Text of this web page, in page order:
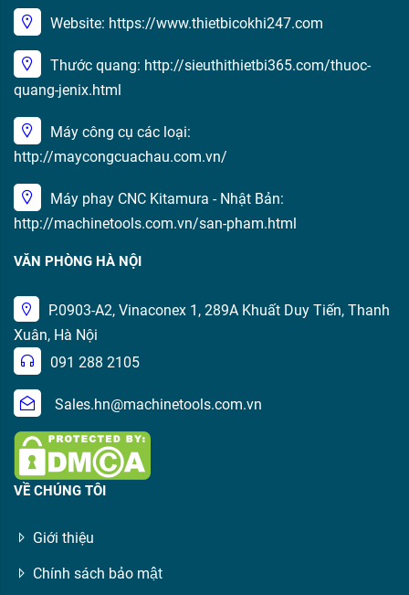
Website: https://www.thietbicokhi247.com
Thước quang: http://sieuthithietbi365.com/thuoc-
quang-jenix.html
Máy công cụ các loại:
http://maycongcuachau.com.vn/
Máy phay CNC Kitamura - Nhật Bản:
http://machinetools.com.vn/san-pham.html
VĂN PHÒNG HÀ NỘI
P.0903-A2, Vinaconex 1, 289A Khuất Duy Tiến, Thanh
Xuân, Hà Nội
091 288 2105
Sales.hn@machinetools.com.vn
VỀ CHÚNG TÔI
Giới thiệu
Chính sách bảo mật